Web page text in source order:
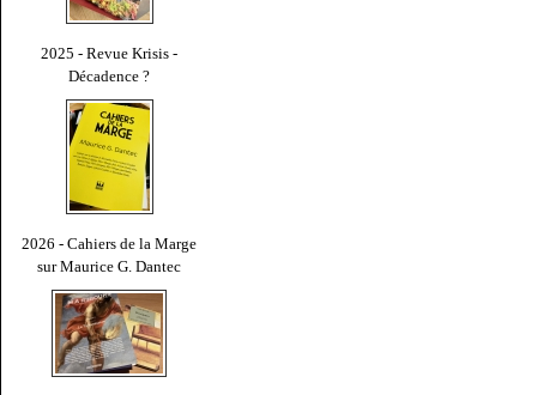
2025 - Revue Krisis -
Décadence ?
2026 - Cahiers de la Marge
sur Maurice G. Dantec